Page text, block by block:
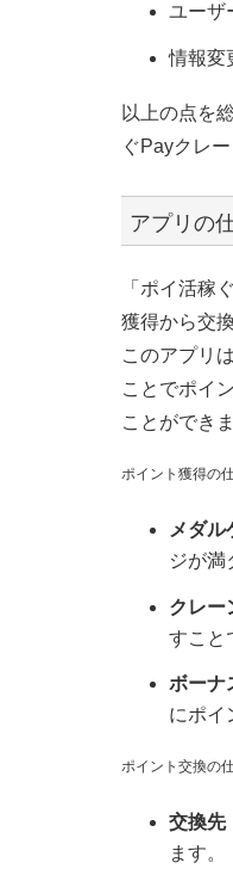
ユーザ
情報変
以上の点を
ぐPayクレ
アプリの
「ポイ活稼
獲得から交
このアプリ
ことでポイ
ことができま
ポイント獲得の
メダル
ジが満
クレー
すこと
ボーナ
にポイ
ポイント交換の
交換先
ます。